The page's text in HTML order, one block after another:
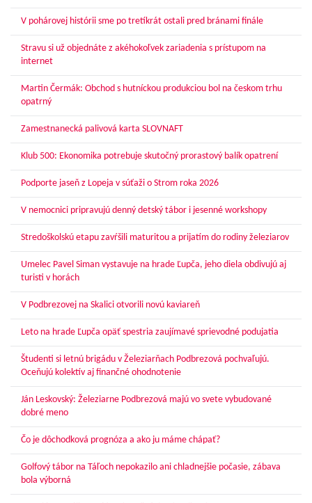
V pohárovej histórii sme po tretíkrát ostali pred bránami finále
Stravu si už objednáte z akéhokoľvek zariadenia s prístupom na
internet
Martin Čermák: Obchod s hutníckou produkciou bol na českom trhu
opatrný
Zamestnanecká palivová karta SLOVNAFT
Klub 500: Ekonomika potrebuje skutočný prorastový balík opatrení
Podporte jaseň z Lopeja v súťaži o Strom roka 2026
V nemocnici pripravujú denný detský tábor i jesenné workshopy
Stredoškolskú etapu zavŕšili maturitou a prijatím do rodiny železiarov
Umelec Pavel Siman vystavuje na hrade Ľupča, jeho diela obdivujú aj
turisti v horách
V Podbrezovej na Skalici otvorili novú kaviareň
Leto na hrade Ľupča opäť spestria zaujímavé sprievodné podujatia
Študenti si letnú brigádu v Železiarňach Podbrezová pochvaľujú.
Oceňujú kolektív aj finančné ohodnotenie
Ján Leskovský: Železiarne Podbrezová majú vo svete vybudované
dobré meno
Čo je dôchodková prognóza a ako ju máme chápať?
Golfový tábor na Táľoch nepokazilo ani chladnejšie počasie, zábava
bola výborná